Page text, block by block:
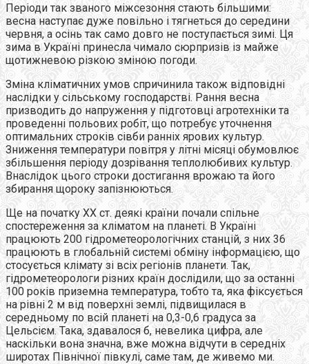
Періоди так званого міжсезоння стають більшими:
весна наступає дуже повільно і тягнеться до середини
червня, а осінь так само довго не поступається зимі. Ця
зима в Україні принесла чимало сюрпризів із майже
щотижневою різкою зміною погоди.
Зміна кліматичних умов спричинила також відповідні
наслідки у сільському господарстві. Рання весна
призводить до напруження у підготовці агротехніки та
проведенні польових робіт, що потребує уточнення
оптимальних строків сівби ранніх ярових культур.
Зниження температури повітря у літні місяці обумовлює
збільшення періоду дозрівання теплолюбивих культур.
Внаслідок цього строки достигання врожаю та його
збирання щороку запізнюються.
Ще на початку ХХ ст. деякі країни почали спільне
спостереження за кліматом на планеті. В Україні
працюють 200 гідрометеорологічних станцій, з них 36
працюють в глобальній системі обміну інформацією, що
стосується клімату зі всіх регіонів планети. Так,
гідрометеорологи різних країн дослідили, що за останні
100 років приземна температура, тобто та, яка фіксується
на рівні 2 м від поверхні землі, підвищилася в
середньому по всій планеті на 0,3-0,6 градуса за
Цельсієм. Така, здавалося б, невелика цифра, але
наскільки вона значна, вже можна відчути в середніх
широтах Північної півкулі, саме там, де живемо ми.